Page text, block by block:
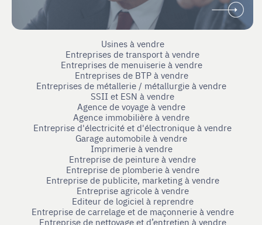
Usines à vendre
Entreprises de transport à vendre
Entreprises de menuiserie à vendre
Entreprises de BTP à vendre
Entreprises de métallerie / métallurgie à vendre
SSII et ESN à vendre
Agence de voyage à vendre
Agence immobilière à vendre
Entreprise d'électricité et d'électronique à vendre
Garage automobile à vendre
Imprimerie à vendre
Entreprise de peinture à vendre
Entreprise de plomberie à vendre
Entreprise de publicite, marketing à vendre
Entreprise agricole à vendre
Editeur de logiciel à reprendre
Entreprise de carrelage et de maçonnerie à vendre
Entreprise de nettoyage et d’entretien à vendre